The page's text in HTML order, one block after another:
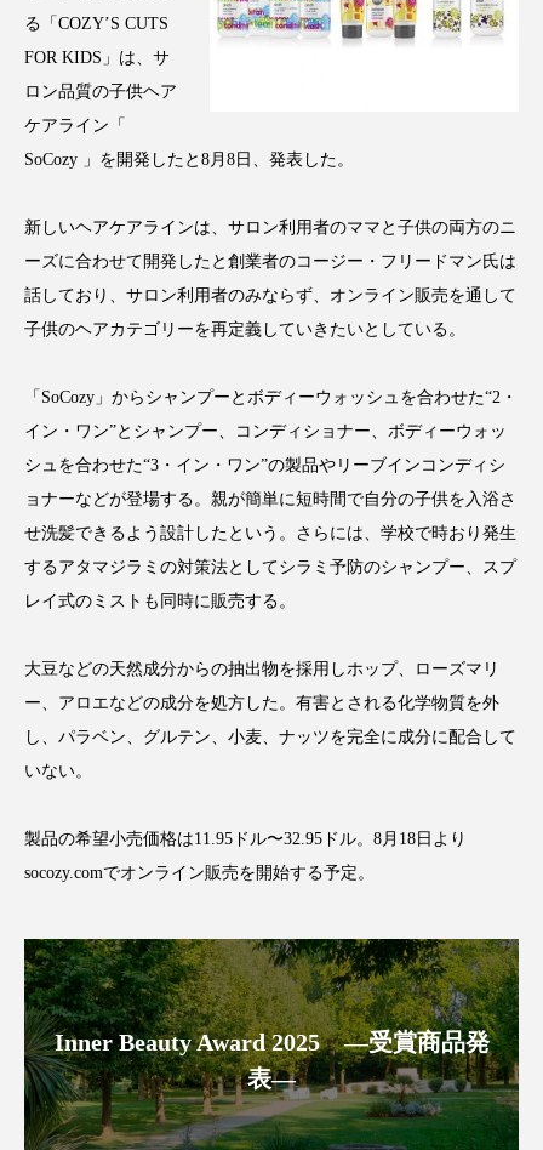
アスレジャーコスメ アレルギー アロマ
アンチエイジング
ウェアラブルデバイス ウェルネス
ウェルビーイング エイジングケア
カウンセラー カウンセリング
カカイオイル ガジェット キーワード
クローズアップ ケーススタディ
コグニティブヘルス コスト削減
コネクテッド・ビューティ コミュニケーション
コルチゾール
サステナブル美容 サプライチェーン
サロン経営 サロン連略 シャネル
スカルプ クレンジング 頻度 スカルプケア
スキンケア スキンケア 習慣
スキンケアルーティン ストレス スパ
る「COZY’S CUTS
FOR KIDS」は、サ
ロン品質の子供ヘア
ケアライン「
SoCozy 」を開発したと8月8日、発表した。
新しいヘアケアラインは、サロン利用者のママと子供の両方のニ
ーズに合わせて開発したと創業者のコージー・フリードマン氏は
話しており、サロン利用者のみならず、オンライン販売を通して
子供のヘアカテゴリーを再定義していきたいとしている。
「SoCozy」からシャンプーとボディーウォッシュを合わせた“2・
イン・ワン”とシャンプー、コンディショナー、ボディーウォッ
シュを合わせた“3・イン・ワン”の製品やリーブインコンディシ
ョナーなどが登場する。親が簡単に短時間で自分の子供を入浴さ
せ洗髪できるよう設計したという。さらには、学校で時おり発生
するアタマジラミの対策法としてシラミ予防のシャンプー、スプ
レイ式のミストも同時に販売する。
大豆などの天然成分からの抽出物を採用しホップ、ローズマリ
ー、アロエなどの成分を処方した。有害とされる化学物質を外
し、パラベン、グルテン、小麦、ナッツを完全に成分に配合して
いない。
製品の希望小売価格は11.95ドル〜32.95ドル。8月18日より
socozy.comでオンライン販売を開始する予定。
Inner Beauty Award 2025 ―受賞商品発
表―